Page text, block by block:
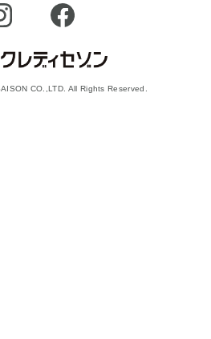
CO.,LTD. All Rights Reserved.